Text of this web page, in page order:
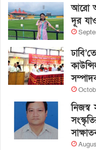
আরো
দূর
নিজস্ব